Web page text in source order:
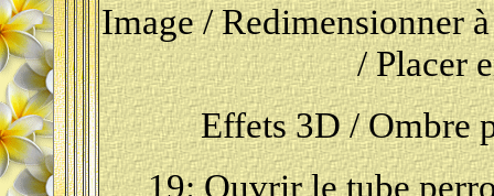
Image / Redimensionner
/ Placer
Effets 3D / Ombre
19: Ouvrir le tube